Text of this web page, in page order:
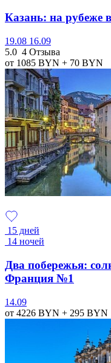
Казань: на рубеже
19.08 16.09
5.0 4 Отзыва
от 1085 BYN + 70 BYN
15 дней
14 ночей
Два побережья:
Франция №1
14.09
от 4226 BYN + 295 BYN